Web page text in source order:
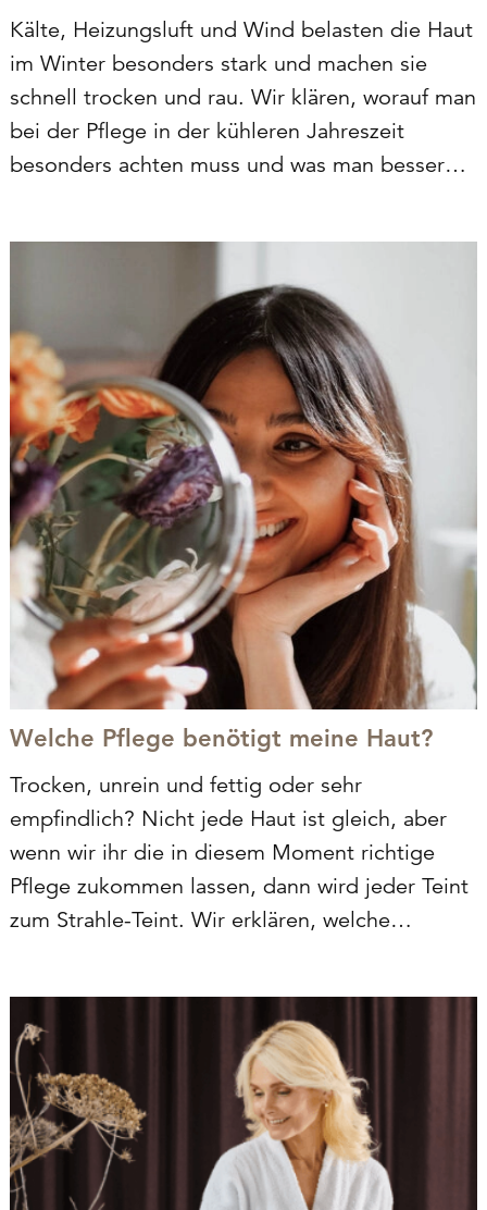
Kälte, Heizungsluft und Wind belasten die Haut
im Winter besonders stark und machen sie
schnell trocken und rau. Wir klären, worauf man
bei der Pflege in der kühleren Jahreszeit
besonders achten muss und was man besser
Welche Pflege benötigt meine Haut?
Trocken, unrein und fettig oder sehr
empfindlich? Nicht jede Haut ist gleich, aber
wenn wir ihr die in diesem Moment richtige
Pflege zukommen lassen, dann wird jeder Teint
zum Strahle-Teint. Wir erklären, welche